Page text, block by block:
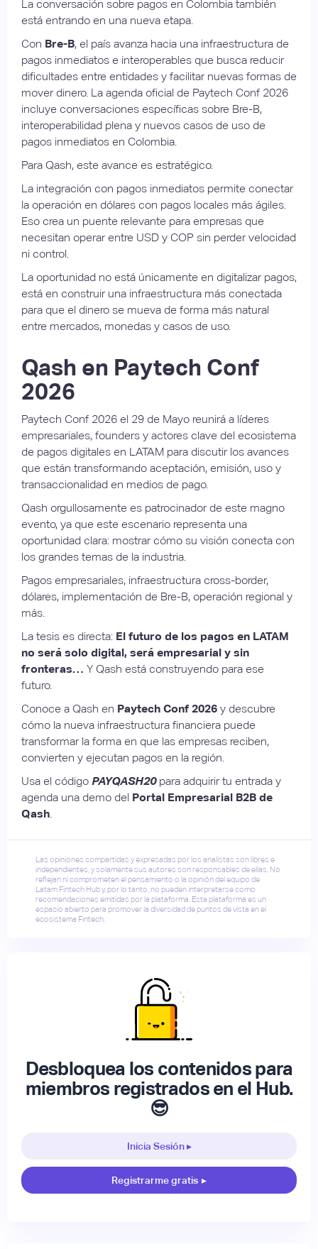
La conversación sobre pagos en Colombia también
está entrando en una nueva etapa.
Con Bre-B, el país avanza hacia una infraestructura de
pagos inmediatos e interoperables que busca reducir
dificultades entre entidades y facilitar nuevas formas de
mover dinero. La agenda oficial de Paytech Conf 2026
incluye conversaciones específicas sobre Bre-B,
interoperabilidad plena y nuevos casos de uso de
pagos inmediatos en Colombia.
Para Qash, este avance es estratégico.
La integración con pagos inmediatos permite conectar
la operación en dólares con pagos locales más ágiles.
Eso crea un puente relevante para empresas que
necesitan operar entre USD y COP sin perder velocidad
ni control.
La oportunidad no está únicamente en digitalizar pagos,
está en construir una infraestructura más conectada
para que el dinero se mueva de forma más natural
entre mercados, monedas y casos de uso.
Qash en Paytech Conf
2026
Paytech Conf 2026 el 29 de Mayo reunirá a líderes
empresariales, founders y actores clave del ecosistema
de pagos digitales en LATAM para discutir los avances
que están transformando aceptación, emisión, uso y
transaccionalidad en medios de pago.
Qash orgullosamente es patrocinador de este magno
evento, ya que este escenario representa una
oportunidad clara: mostrar cómo su visión conecta con
los grandes temas de la industria.
Pagos empresariales, infraestructura cross-border,
dólares, implementación de Bre-B, operación regional y
más.
La tesis es directa: El futuro de los pagos en LATAM
no será solo digital, será empresarial y sin
fronteras… Y Qash está construyendo para ese
futuro.
Conoce a Qash en Paytech Conf 2026 y descubre
cómo la nueva infraestructura financiera puede
transformar la forma en que las empresas reciben,
convierten y ejecutan pagos en la región.
Usa el código PAYQASH20 para adquirir tu entrada y
agenda una demo del Portal Empresarial B2B de
Qash.
Las opiniones compartidas y expresadas por los analistas son libres e
independientes, y solamente sus autores son responsables de ellas. No
reflejan ni comprometen el pensamiento o la opinión del equipo de
Latam Fintech Hub y, por lo tanto, no pueden interpretarse como
recomendaciones emitidas por la plataforma. Esta plataforma es un
espacio abierto para promover la diversidad de puntos de vista en el
ecosistema Fintech.
Desbloquea los contenidos para
miembros registrados en el Hub.
😎
Inicia Sesión ▸
Registrarme gratis ▸